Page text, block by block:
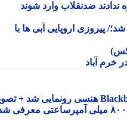
ضدنقلاب وارد شوند
اروپایی آبی ها با
آباد
گوشی M8 Power پوکو با باتری ۸۰۰۰ میلی آمپرساعتی معرفی شد